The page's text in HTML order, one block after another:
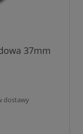
37mm
dostawy